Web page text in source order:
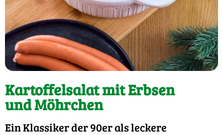
Kartoffelsalat mit Erbsen
und Möhrchen
Ein Klassiker der 90er als leckere